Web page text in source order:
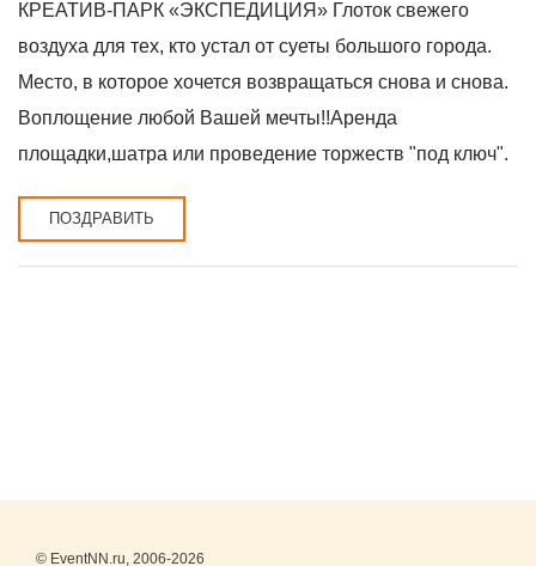
КРЕАТИВ-ПАРК «ЭКСПЕДИЦИЯ» Глоток свежего
воздуха для тех, кто устал от суеты большого города.
Место, в которое хочется возвращаться снова и снова.
Воплощение любой Вашей мечты!!Аренда
площадки,шатра или проведение торжеств "под ключ".
ПОЗДРАВИТЬ
© EventNN.ru, 2006-2026